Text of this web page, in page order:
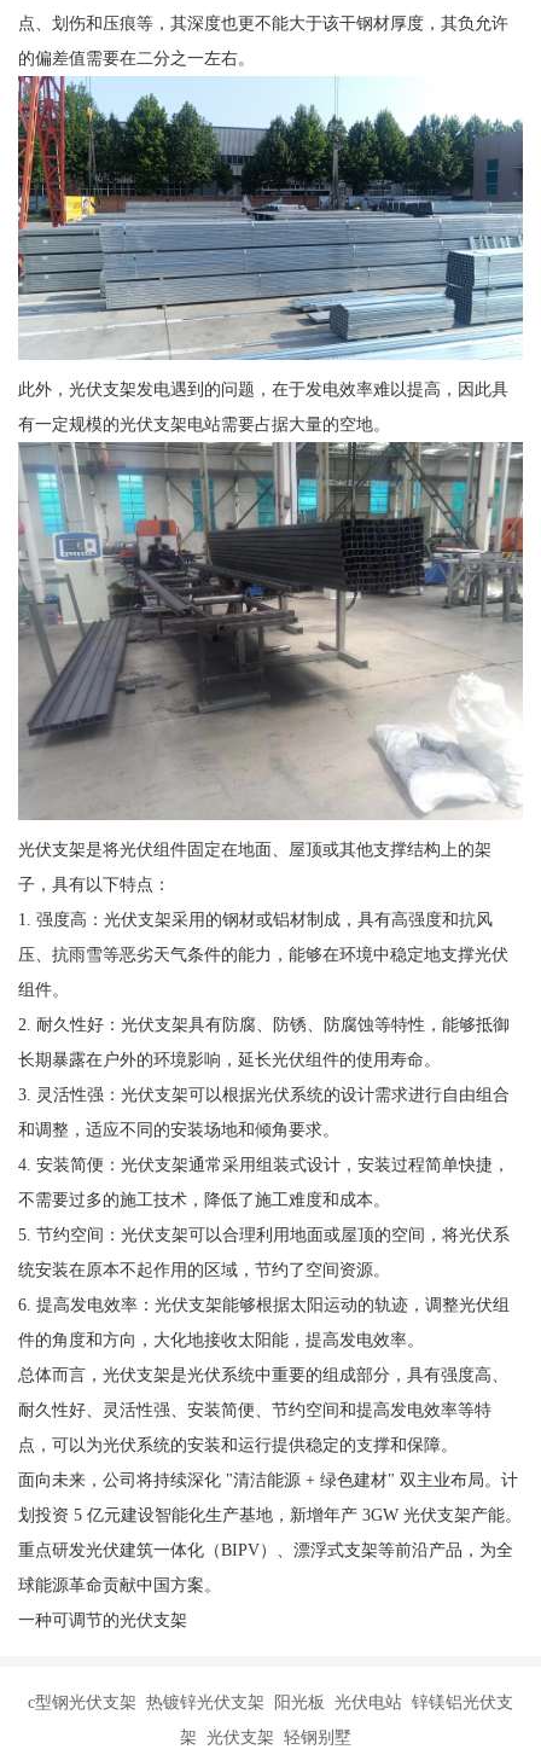
点、划伤和压痕等，其深度也更不能大于该干钢材厚度，其负允许
的偏差值需要在二分之一左右。
此外，光伏支架发电遇到的问题，在于发电效率难以提高，因此具
有一定规模的光伏支架电站需要占据大量的空地。
光伏支架是将光伏组件固定在地面、屋顶或其他支撑结构上的架
子，具有以下特点：
1. 强度高：光伏支架采用的钢材或铝材制成，具有高强度和抗风
压、抗雨雪等恶劣天气条件的能力，能够在环境中稳定地支撑光伏
组件。
2. 耐久性好：光伏支架具有防腐、防锈、防腐蚀等特性，能够抵御
长期暴露在户外的环境影响，延长光伏组件的使用寿命。
3. 灵活性强：光伏支架可以根据光伏系统的设计需求进行自由组合
和调整，适应不同的安装场地和倾角要求。
4. 安装简便：光伏支架通常采用组装式设计，安装过程简单快捷，
不需要过多的施工技术，降低了施工难度和成本。
5. 节约空间：光伏支架可以合理利用地面或屋顶的空间，将光伏系
统安装在原本不起作用的区域，节约了空间资源。
6. 提高发电效率：光伏支架能够根据太阳运动的轨迹，调整光伏组
件的角度和方向，大化地接收太阳能，提高发电效率。
总体而言，光伏支架是光伏系统中重要的组成部分，具有强度高、
耐久性好、灵活性强、安装简便、节约空间和提高发电效率等特
点，可以为光伏系统的安装和运行提供稳定的支撑和保障。
面向未来，公司将持续深化 "清洁能源 + 绿色建材" 双主业布局。计
划投资 5 亿元建设智能化生产基地，新增年产 3GW 光伏支架产能。
重点研发光伏建筑一体化（BIPV）、漂浮式支架等前沿产品，为全
球能源革命贡献中国方案。
一种可调节的光伏支架
c型钢光伏支架 热镀锌光伏支架 阳光板 光伏电站 锌镁铝光伏支
架 光伏支架 轻钢别墅